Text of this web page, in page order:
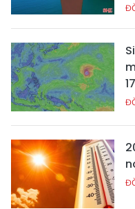
17